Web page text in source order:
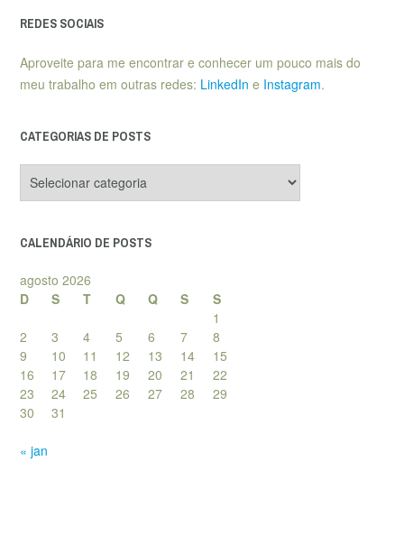
REDES SOCIAIS
Aproveite para me encontrar e conhecer um pouco mais do
meu trabalho em outras redes: LinkedIn e Instagram.
CATEGORIAS DE POSTS
de
CALENDÁRIO DE POSTS
agosto 2026
D
S T Q Q S
S
1
2
3 4 5 6 7
8
9
10 11 12 13 14
15
16
17 18 19 20 21
22
23
24 25 26 27 28
29
30
31
« jan